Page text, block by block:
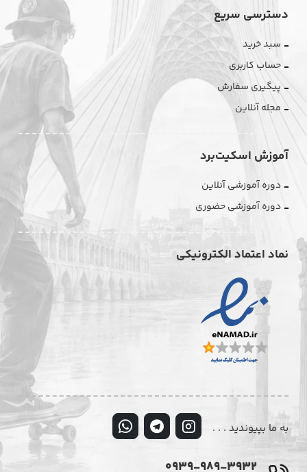
دسترسی سریع
سبد خرید
حساب کاربری
پیگیری سفارش
مجله آنلاین
آموزش اسکیت‌برد
دوره آموزشی آنلاین
دوره آموزشی حضوری
نماد اعتماد الکترونیکی
به ما بپیوندید . . .
0939-989-3932